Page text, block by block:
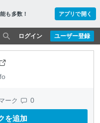
も多数！ アプリで開く
ユーザー登録
ログイン
ーク 0
を追加